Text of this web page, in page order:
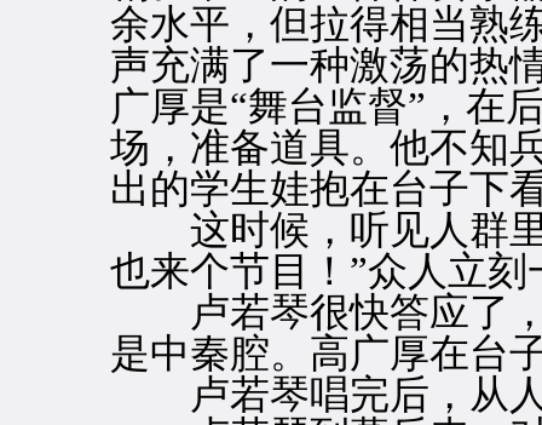
余水平，但拉得相当熟
声充满了一种激荡的热
广厚是“舞台监督”，在
场，准备道具。他不
出的学生娃抱在台子下
这时候，听见人群里
也来个节目！”众人立
卢若琴很快答应了，
是中秦腔。高广厚在台
卢若琴唱完后，从人